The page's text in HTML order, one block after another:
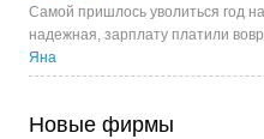
Самой пришлось уволиться год
надежная, зарплату платили
Яна
Новые фирмы